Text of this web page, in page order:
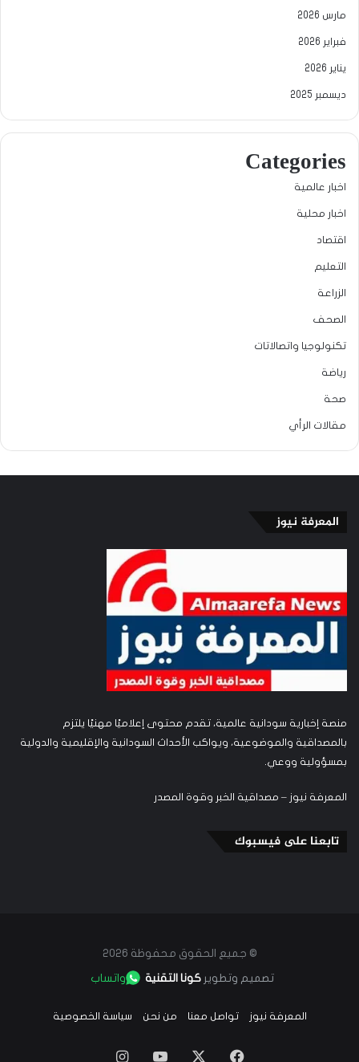
مارس 2026
فبراير 2026
يناير 2026
ديسمبر 2025
Categories
اخبار عالمية
اخبار محلية
اقتصاد
التعليم
الزراعة
الصحف
تكنولوجيا واتصالاتات
رياضة
صحة
مقالات الرأي
المعرفة نيوز
منصة إخبارية سودانية عالمية، تقدم محتوى إعلاميًا مهنيًا يلتزم
بالمصداقية والموضوعية، ويواكب الأحداث السودانية والإقليمية والدولية
بمسؤولية ووعي.
المعرفة نيوز – مصداقية الخبر وقوة المصدر
تابعنا على فيسبوك
© جميع الحقوق محفوظة 2026
تصميم وتطويركونا التقنية واتساب
المعرفة نيوز تواصل معنا من نحن سياسة الخصوصية
فيسبوك ‫YouTube